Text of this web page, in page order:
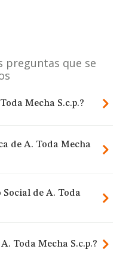
preguntas que se
Mecha S.c.p.?
de A. Toda Mecha
de A. Toda
Toda Mecha S.c.p.?